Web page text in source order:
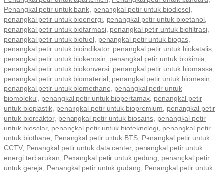
Penangkal petir untuk bank, penangkal petir untuk biodiesel,
penangkal petir untuk bioenergi, penangkal petir untuk bioetanol,
penangkal petir untuk biofarmasi, penangkal petir untuk biofiltrasi,
penangkal petir untuk biofuel, penangkal petir untuk biogas,
penangkal petir untuk bioindikator, penangkal petir untuk biokatalis,
penangkal petir untuk biokerosin, penangkal petir untuk biokimia,
penangkal petir untuk biokonversi, penangkal petir untuk biomassa,
penangkal petir untuk biomaterial, penangkal petir untuk biomesin,
penangkal petir untuk biomethane, penangkal petir untuk
biomolekul, penangkal petir untuk biopertamax, penangkal petir
untuk bioplastik, penangkal petir untuk biopremium, penangkal petir
untuk bioreaktor, penangkal petir untuk biosains, penangkal petir
untuk biosolar, penangkal petir untuk bioteknologi, penangkal petir
untuk biothane, Penangkal petir untuk BTS, Penangkal petir untuk
CCTV, Penangkal petir untuk data center, penangkal petir untuk
energi terbarukan, Penangkal petir untuk gedung, penangkal petir
untuk gereja, Penangkal petir untuk gudang, Penangkal petir untuk